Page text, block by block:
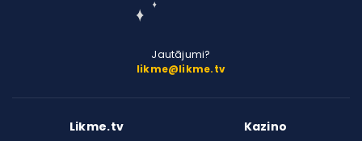
Jautājumi?
likme@likme.tv
Likme.tv Kazino